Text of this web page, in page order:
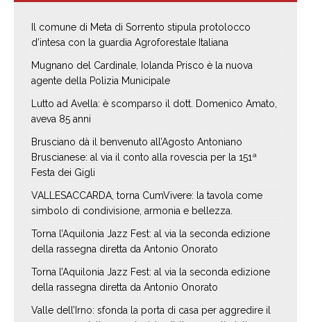
Il comune di Meta di Sorrento stipula protolocco
d’intesa con la guardia Agroforestale Italiana
Mugnano del Cardinale, Iolanda Prisco è la nuova
agente della Polizia Municipale
Lutto ad Avella: è scomparso il dott. Domenico Amato,
aveva 85 anni
Brusciano dà il benvenuto all’Agosto Antoniano
Bruscianese: al via il conto alla rovescia per la 151ª
Festa dei Gigli
VALLESACCARDA, torna CumVivere: la tavola come
simbolo di condivisione, armonia e bellezza.
Torna l’Aquilonia Jazz Fest: al via la seconda edizione
della rassegna diretta da Antonio Onorato
Torna l’Aquilonia Jazz Fest: al via la seconda edizione
della rassegna diretta da Antonio Onorato
Valle dell’Irno: sfonda la porta di casa per aggredire il